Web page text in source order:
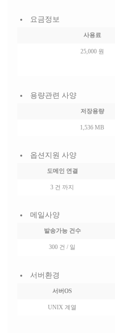
요금정보
사용료
25,000원
용량관련 사양
저장용량
1,536 MB
옵션지원 사양
도메인 연결
3 건 까지
메일사양
발송가능 건수
300 건 / 일
서버환경
서버OS
UNIX 계열